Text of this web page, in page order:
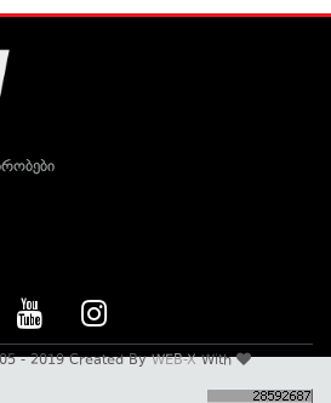
- 2019 Created ByWEB-XWith